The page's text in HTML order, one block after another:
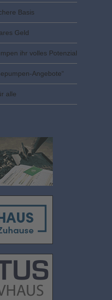
Basis
Geld
ihr volles Potenzial
Angebote“
alle